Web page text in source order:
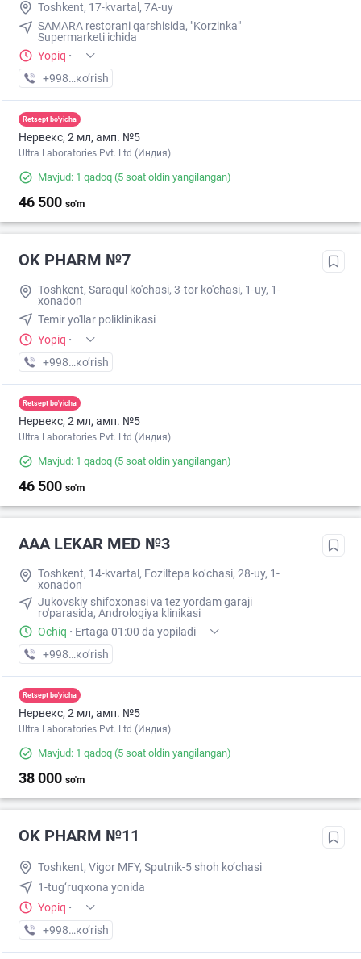
Toshkent, 17-kvartal, 7A-uy
SAMARA restorani qarshisida, "Korzinka"
Supermarketi ichida
Yopiq ·
+998 (90) XXX-XX-XX
кo’rish
Retsept bo'yicha
Нервекс, 2 мл, амп. №5
Ultra Laboratories Pvt. Ltd (Индия)
Mavjud: 1 qadoq (5 soat oldin yangilangan)
46 500 so'm
OK PHARM №7
Toshkent, Saraqul ko'chasi, 3-tor ko'chasi, 1-uy, 1-
xonadon
Temir yo'llar poliklinikasi
Yopiq ·
+998 (90) XXX-XX-XX
кo’rish
Retsept bo'yicha
Нервекс, 2 мл, амп. №5
Ultra Laboratories Pvt. Ltd (Индия)
Mavjud: 1 qadoq (5 soat oldin yangilangan)
46 500 so'm
AAA LEKAR MED №3
Toshkent, 14-kvartal, Foziltepa ko‘chasi, 28-uy, 1-
xonadon
Jukovskiy shifoxonasi va tez yordam garaji
ro'parasida, Andrologiya klinikasi
Ochiq · Ertaga 01:00 da yopiladi
+998 (97) XXX-XX-XX
кo’rish
Retsept bo'yicha
Нервекс, 2 мл, амп. №5
Ultra Laboratories Pvt. Ltd (Индия)
Mavjud: 1 qadoq (5 soat oldin yangilangan)
38 000 so'm
OK PHARM №11
Toshkent, Vigor MFY, Sputnik-5 shoh ko‘chasi
1-tug‘ruqxona yonida
Yopiq ·
+998 (90) XXX-XX-XX
кo’rish